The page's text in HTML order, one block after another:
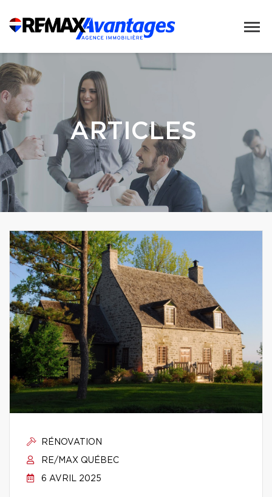
ARTICLES
RÉNOVATION
RE/MAX QUÉBEC
6 AVRIL 2025